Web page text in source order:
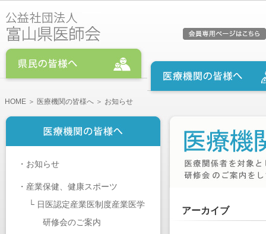
HOME ＞ 医療機関の皆様へ ＞ お知らせ
・ お知らせ
・ 産業保健、健康スポーツ
└ 日医認定産業医制度産業医学
研修会のご案内
アーカイブ